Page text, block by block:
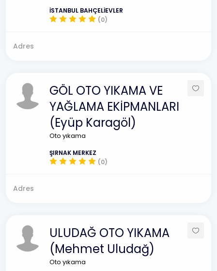
İSTANBUL BAHÇELİEVLER
(0)
Adres
GÖL OTO YIKAMA VE
YAĞLAMA EKİPMANLARI
(Eyüp Karagöl)
Oto yıkama
ŞIRNAK MERKEZ
(0)
Adres
ULUDAĞ OTO YIKAMA
(Mehmet Uludağ)
Oto yıkama